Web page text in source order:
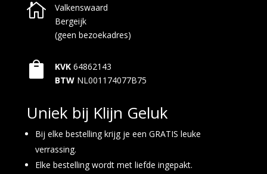

Valkenswaard
Bergeijk
(geen bezoekadres)
 KVK 64862143
BTW NL001174077B75
Uniek bij Klijn Geluk
Bij elke bestelling krijg je een GRATIS leuke
verrassing.
Elke bestelling wordt met liefde ingepakt.